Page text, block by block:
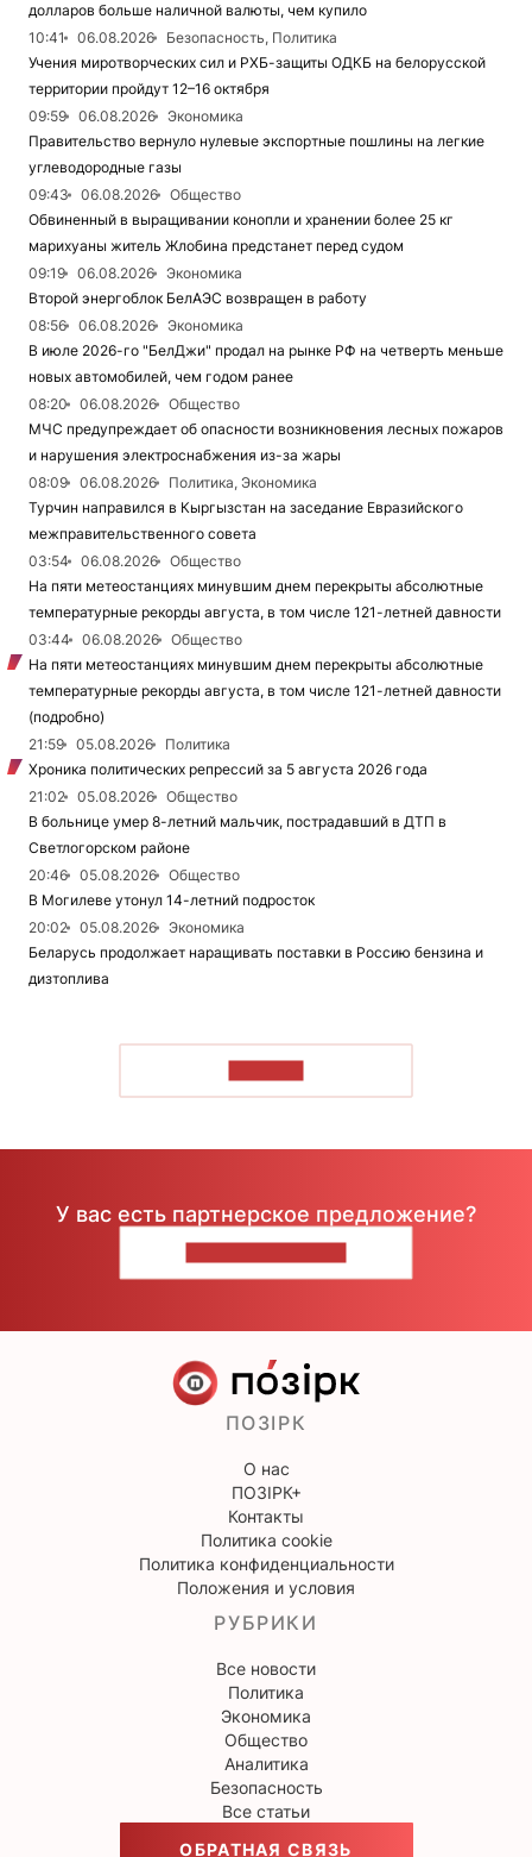
долларов больше наличной валюты, чем купило
10:41
06.08.2026
Безопасность, Политика
Учения миротворческих сил и РХБ-защиты ОДКБ на белорусской
территории пройдут 12–16 октября
09:59
06.08.2026
Экономика
Правительство вернуло нулевые экспортные пошлины на легкие
углеводородные газы
09:43
06.08.2026
Общество
Обвиненный в выращивании конопли и хранении более 25 кг
марихуаны житель Жлобина предстанет перед судом
09:19
06.08.2026
Экономика
Второй энергоблок БелАЭС возвращен в работу
08:56
06.08.2026
Экономика
В июле 2026-го "БелДжи" продал на рынке РФ на четверть меньше
новых автомобилей, чем годом ранее
08:20
06.08.2026
Общество
МЧС предупреждает об опасности возникновения лесных пожаров
и нарушения электроснабжения из-за жары
08:09
06.08.2026
Политика, Экономика
Турчин направился в Кыргызстан на заседание Евразийского
межправительственного совета
03:54
06.08.2026
Общество
На пяти метеостанциях минувшим днем перекрыты абсолютные
температурные рекорды августа, в том числе 121-летней давности
03:44
06.08.2026
Общество
На пяти метеостанциях минувшим днем перекрыты абсолютные
температурные рекорды августа, в том числе 121-летней давности
(подробно)
21:59
05.08.2026
Политика
Хроника политических репрессий за 5 августа 2026 года
21:02
05.08.2026
Общество
В больнице умер 8-летний мальчик, пострадавший в ДТП в
Светлогорском районе
20:46
05.08.2026
Общество
В Могилеве утонул 14-летний подросток
20:02
05.08.2026
Экономика
Беларусь продолжает наращивать поставки в Россию бензина и
дизтоплива
У вас есть партнерское предложение?
ПОЗІРК
О нас
ПОЗІРК+
Контакты
Политика cookie
Политика конфиденциальности
Положения и условия
РУБРИКИ
Все новости
Политика
Экономика
Общество
Аналитика
Безопасность
Все статьи
ОБРАТНАЯ СВЯЗЬ